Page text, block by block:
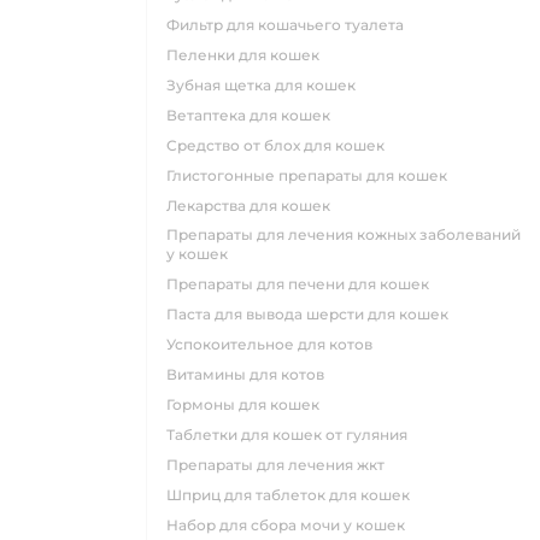
фильтр для кошачьего туалета
пеленки для кошек
зубная щетка для кошек
ветаптека для кошек
средство от блох для кошек
глистогонные препараты для кошек
лекарства для кошек
препараты для лечения кожных заболеваний
у кошек
препараты для печени для кошек
паста для вывода шерсти для кошек
успокоительное для котов
витамины для котов
гормоны для кошек
таблетки для кошек от гуляния
препараты для лечения жкт
шприц для таблеток для кошек
набор для сбора мочи у кошек